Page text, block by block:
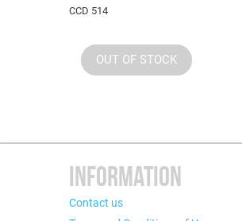
CCD 514
OUT OF STOCK
INFORMATION
Contact us